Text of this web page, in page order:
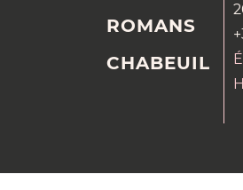
ROMANS
CHABEUIL